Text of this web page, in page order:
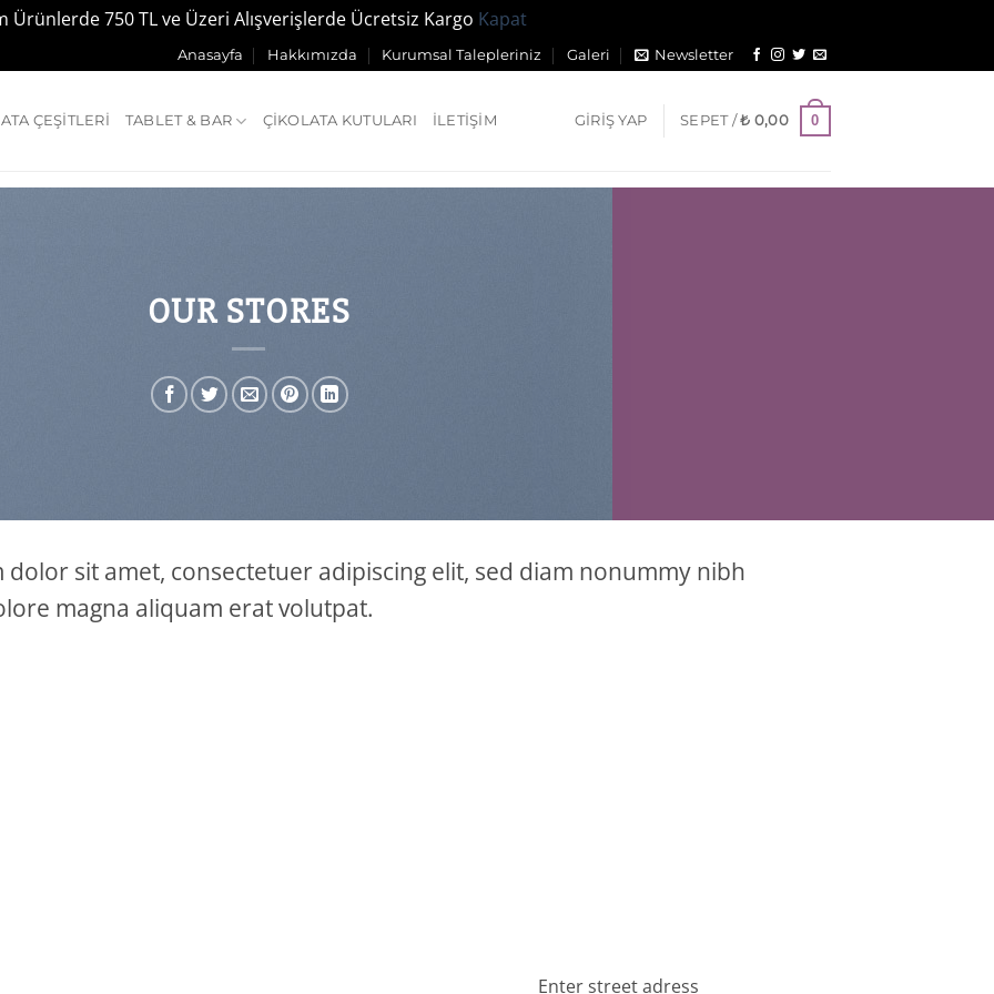
Ürünlerde 750 TL ve Üzeri Alışverişlerde Ücretsiz Kargo Kapat
Anasayfa Hakkımızda Kurumsal Talepleriniz Galeri Newsletter
ÇEŞITLERI TABLET & BAR ÇIKOLATA KUTULARI İLETIŞIM GIRIŞ YAP SEPET /₺ 0,00 0
OUR STORES
sit amet, consectetuer adipiscing elit, sed diam nonummy nibh
magna aliquam erat volutpat.
Enter street adress